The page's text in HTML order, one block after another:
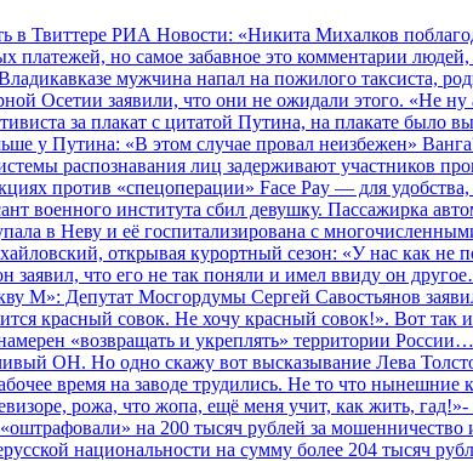
в Твиттере РИА Новости: «Никита Михалков
платежей, но самое забавное это комментарии
мужчина напал на пожилого таксиста,
Осетии заявили, что они не ожидали этого. «Не
за плакат с цитатой Путина, на плакате
у Путина: «В этом случае провал неизбежен»
распознавания лиц задерживают участников
против «спецоперации» Face Pay — для
военного института сбил девушку. Пассажирка
в Неву и её госпитализирована с
открывая курортный сезон: «У нас как не
заявил, что его не так поняли и имел ввиду он
М»: Депутат Мосгордумы Сергей Савостьянов
красный совок. Не хочу красный совок!». Вот
«возвращать и укреплять» территории
ОН. Но одно скажу вот высказывание Лева
время на заводе трудились. Не то что
рожа, что жопа, ещё меня учит, как жить,
на 200 тысяч рублей за
национальности на сумму более 204 тысяч